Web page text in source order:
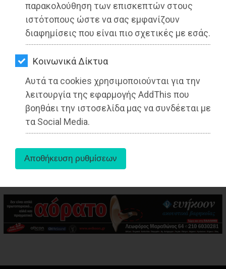
παρακολούθηση των επισκεπτών στους
ιστότοπους ώστε να σας εμφανίζουν
διαφημίσεις που είναι πιο σχετικές με εσάς.
Kοινωνικά Δίκτυα
Αυτά τα cookies χρησιμοποιούνται για την
λειτουργία της εφαρμογής AddThis που
βοηθάει την ιστοσελίδα μας να συνδέεται με
τα Social Media.
ΕΦΗΜΕΡΙΔΕΣ
OΔΗΓΟΣ
ΑΓΟΡΑΣ
ΨΙΘΥΡΟΙ
ΑΠΟΣΤΟΛΗ
ΑΡΘΡΩΝ
07-01-2022
Από τo Dimotisnews
aboutus
Tags: